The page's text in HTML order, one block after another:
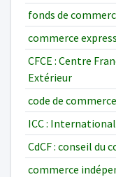
fonds de
commerce express
CFCE : Centre
Extérieur
code de commerce
ICC :
CdCF : conseil du
commerce